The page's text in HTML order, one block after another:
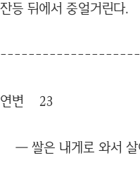
잔등 뒤에서 중얼거린다.
연변 23
― 쌀은 내게로 와서 살